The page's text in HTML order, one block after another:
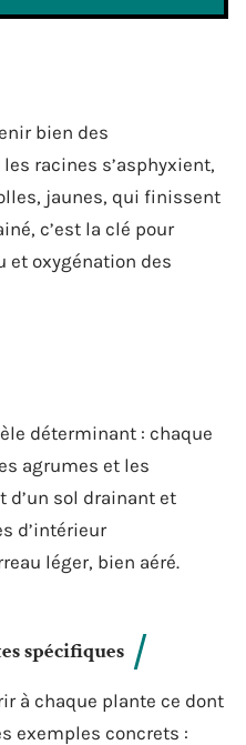
bien des
racines s’asphyxient,
jaunes, qui finissent
c’est la clé pour
et oxygénation des
déterminant : chaque
agrumes et les
d’un sol drainant et
d’intérieur
léger, bien aéré.
spécifiques
à chaque plante ce dont
exemples concrets :